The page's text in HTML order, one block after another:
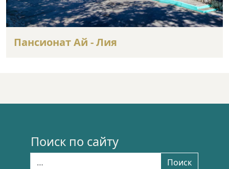
Пансионат Ай - Лия
Поиск по сайту
Поиск